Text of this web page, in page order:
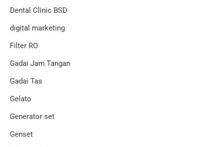
Dental Clinic BSD
digital marketing
Filter RO
Gadai Jam Tangan
Gadai Tas
Gelato
Generator set
Genset